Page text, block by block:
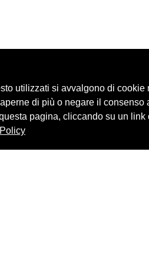
utilizzati si avvalgono di
di più o negare il
pagina, cliccando su un